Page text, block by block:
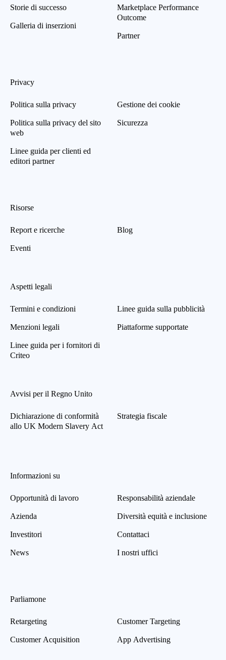
Storie di successo
Galleria di inserzioni
Marketplace Performance
Outcome
Partner
Privacy
Politica sulla privacy
Politica sulla privacy del sito
web
Linee guida per clienti ed
editori partner
Gestione dei cookie
Sicurezza
Risorse
Report e ricerche
Eventi
Blog
Aspetti legali
Termini e condizioni
Menzioni legali
Linee guida per i fornitori di
Criteo
Linee guida sulla pubblicità
Piattaforme supportate
Avvisi per il Regno Unito
Dichiarazione di conformità
allo UK Modern Slavery Act
Strategia fiscale
Informazioni su
Opportunità di lavoro
Azienda
Investitori
News
Responsabilità aziendale
Diversità equità e inclusione
Contattaci
I nostri uffici
Parliamone
Retargeting
Customer Acquisition
Customer Targeting
App Advertising